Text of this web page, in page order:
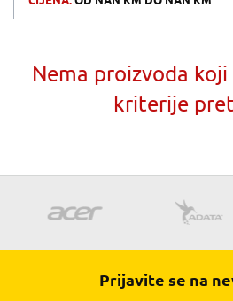
Nema proizvoda
kriterije
Prijavite se na